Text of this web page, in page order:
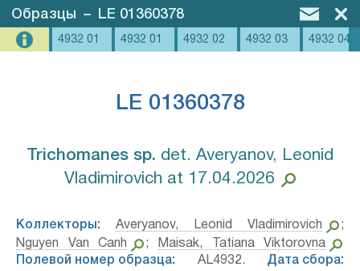
Образцы – LE 01360378
4932 01 4932 01 4932 02 4932 03 4932 04
LE 01360378
Trichomanes sp.⁣ det. Averyanov, Leonid
Vladimirovich at 17.04.2026
Коллекторы: Averyanov, Leonid Vladimirovich
;
Nguyen Van Canh
;
Maisak, Tatiana Viktorovna
Полевой номер образца: AL4932. Дата сбора: